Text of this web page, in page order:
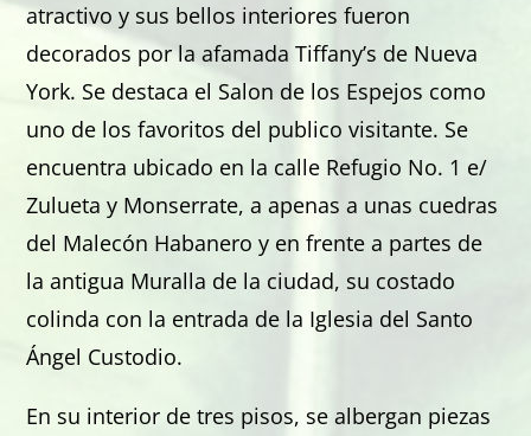
atractivo y sus bellos interiores fueron
decorados por la afamada Tiffany’s de Nueva
York. Se destaca el Salon de los Espejos como
uno de los favoritos del publico visitante. Se
encuentra ubicado en la calle Refugio No. 1 e/
Zulueta y Monserrate, a apenas a unas cuedras
del Malecón Habanero y en frente a partes de
la antigua Muralla de la ciudad, su costado
colinda con la entrada de la Iglesia del Santo
Ángel Custodio.
En su interior de tres pisos, se albergan piezas